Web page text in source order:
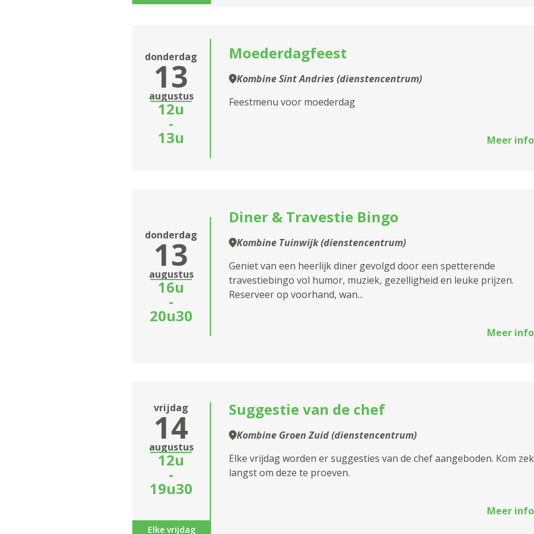
Hagelberghof
Assistentiewoningen
Harincrode
Assistentiewoningen Hof
Ter Beke
Assistentiewoningen
Hoge Weg
Assistentiewoningen
Joostens-Lemmé
Assistentiewoningen
Jozef Ickx
Assistentiewoningen
Kerkeveld
Lange Batterijstraat
Assistentiewoningen
Liberty
Assistentiewoningen
Liberty II
Liberty III
donderdag
13
augustus
12u
-
13u
Moederdagfeest
Kombine Sint Andries (dienstencentrum)
Feestmenu voor moederdag
Meer info
donderdag
13
augustus
16u
-
20u30
Diner & Travestie Bingo
Kombine Tuinwijk (dienstencentrum)
Geniet van een heerlijk diner gevolgd door een spetterende
travestiebingo vol humor, muziek, gezelligheid en leuke prijzen.
Reserveer op voorhand, wan...
Meer info
vrijdag
14
augustus
12u
-
19u30
Elke vrijdag
Suggestie van de chef
Kombine Groen Zuid (dienstencentrum)
Elke vrijdag worden er suggesties van de chef aangeboden. Kom
langst om deze te proeven.
Meer info